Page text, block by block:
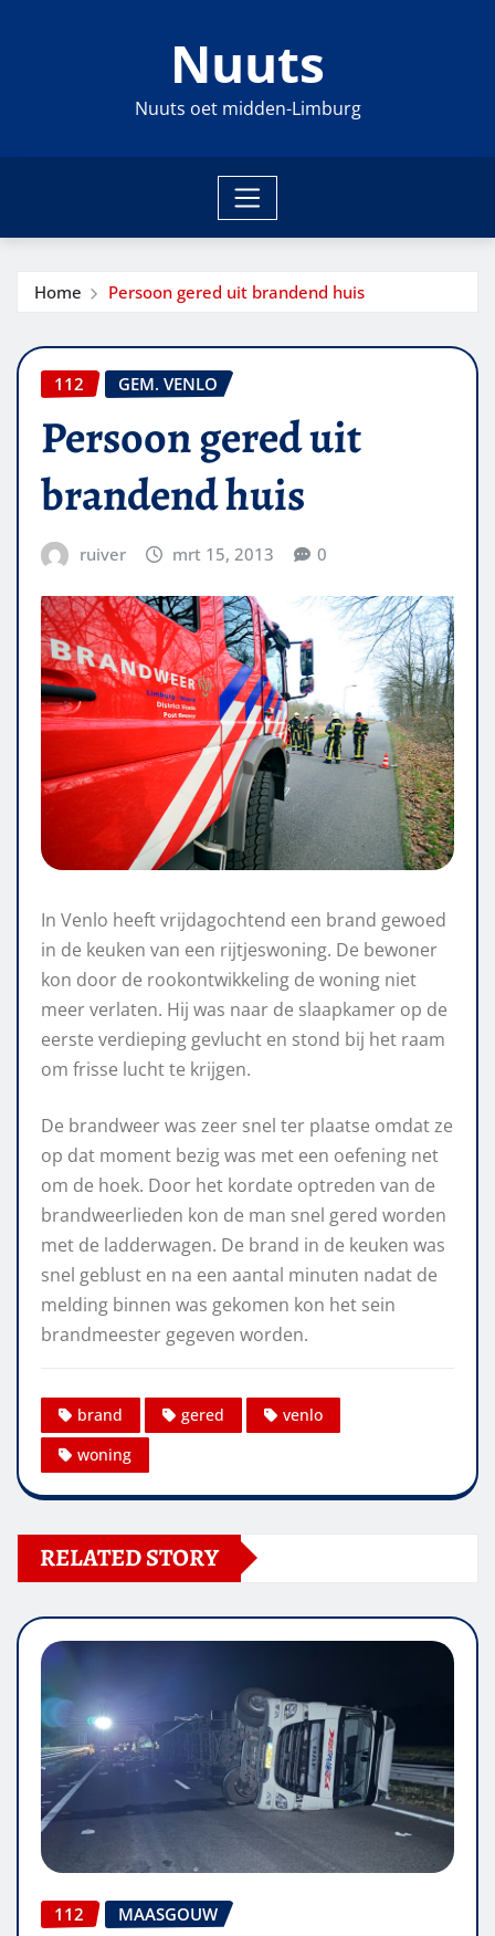
Nuuts
Nuuts oet midden-Limburg
Home Persoon gered uit brandend huis
112 GEM. VENLO
Persoon gered uit
brandend huis
ruiver mrt 15, 2013 0
In Venlo heeft vrijdagochtend een brand gewoed
in de keuken van een rijtjeswoning. De bewoner
kon door de rookontwikkeling de woning niet
meer verlaten. Hij was naar de slaapkamer op de
eerste verdieping gevlucht en stond bij het raam
om frisse lucht te krijgen.
De brandweer was zeer snel ter plaatse omdat ze
op dat moment bezig was met een oefening net
om de hoek. Door het kordate optreden van de
brandweerlieden kon de man snel gered worden
met de ladderwagen. De brand in de keuken was
snel geblust en na een aantal minuten nadat de
melding binnen was gekomen kon het sein
brandmeester gegeven worden.
brand gered
venlo
woning
RELATED STORY
112 MAASGOUW